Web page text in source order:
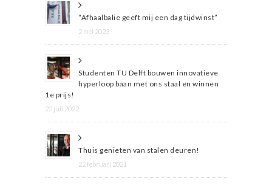
“Afhaalbalie geeft mij een dag tijdwinst”
2 mei 2023
Studenten TU Delft bouwen innovatieve
hyperloop baan met ons staal en winnen
1e prijs!
22 juli 2022
Thuis genieten van stalen deuren!
22 februari 2021